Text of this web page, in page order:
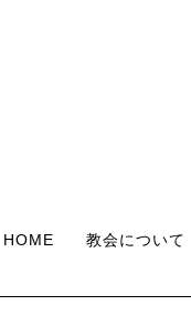
HOME 教会について